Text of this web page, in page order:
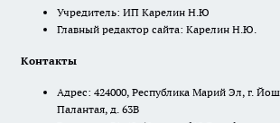
Учредитель: ИП Карелин Н.Ю
Главный редактор сайта: Карелин Н.Ю.
Контакты
Адрес: 424000, Республика Марий Эл, г.
Палантая, д. 63В